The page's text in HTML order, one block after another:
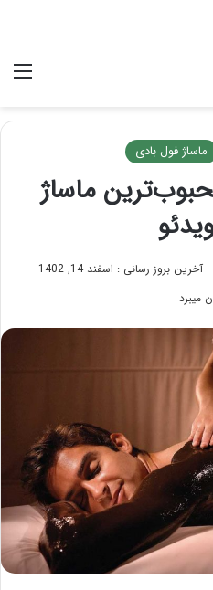
افسردگی را درمان کنید!
ماساژ فول بادی
ماساژ
آخرین بروز رسانی : اسفند 14, 1402